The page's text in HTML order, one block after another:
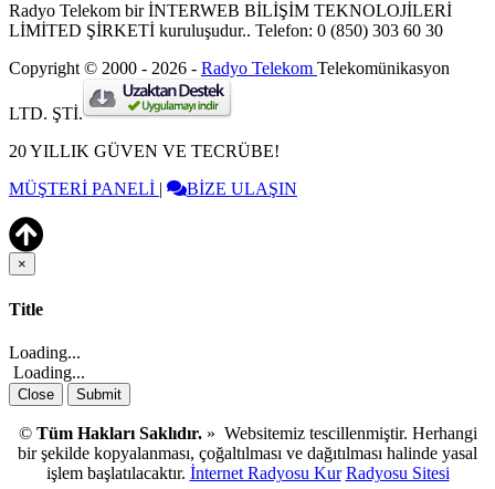
Radyo Telekom bir İNTERWEB BİLİŞİM TEKNOLOJİLERİ
LİMİTED ŞİRKETİ kuruluşudur.. Telefon: 0 (850) 303 60 30
Copyright © 2000 - 2026 - Radyo Telekom Telekomünikasyon
LTD. ŞTİ.
20 YILLIK GÜVEN VE TECRÜBE!
MÜŞTERİ PANELİ | BİZE ULAŞIN
×
Close
Title
Loading...
Loading...
Close Submit
© Tüm Hakları Saklıdır.» Websitemiz tescillenmiştir. Herhangi
bir şekilde kopyalanması, çoğaltılması ve dağıtılması halinde yasal
işlem başlatılacaktır. İnternet Radyosu Kur Radyosu Sitesi